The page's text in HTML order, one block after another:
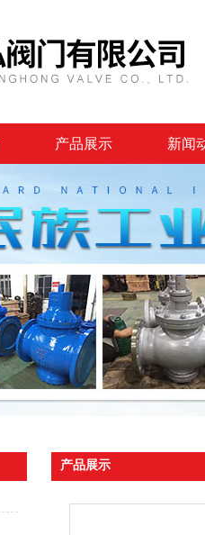
产品展示 新闻
产品展示